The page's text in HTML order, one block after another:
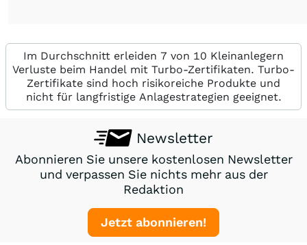
Im Durchschnitt erleiden 7 von 10 Kleinanlegern
Verluste beim Handel mit Turbo-Zertifikaten. Turbo-
Zertifikate sind hoch risikoreiche Produkte und
nicht für langfristige Anlagestrategien geeignet.
Newsletter
Abonnieren Sie unsere kostenlosen Newsletter
und verpassen Sie nichts mehr aus der
Redaktion
Jetzt abonnieren!